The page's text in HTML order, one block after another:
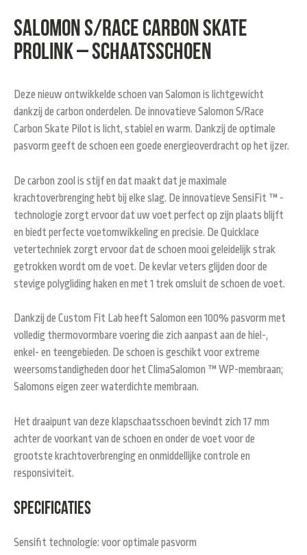
Salomon S/Race Carbon Skate
Prolink – schaatsschoen
Deze nieuw ontwikkelde schoen van Salomon is lichtgewicht
dankzij de carbon onderdelen. De innovatieve Salomon S/Race
Carbon Skate Pilot is licht, stabiel en warm. Dankzij de optimale
pasvorm geeft de schoen een goede energieoverdracht op het ijzer.
De carbon zool is stijf en dat maakt dat je maximale
krachtoverbrenging hebt bij elke slag. De innovatieve SensiFit ™ -
technologie zorgt ervoor dat uw voet perfect op zijn plaats blijft
en biedt perfecte voetomwikkeling en precisie. De Quicklace
vetertechniek zorgt ervoor dat de schoen mooi geleidelijk strak
getrokken wordt om de voet. De kevlar veters glijden door de
stevige polygliding haken en met 1 trek omsluit de schoen de voet.
Dankzij de Custom Fit Lab heeft Salomon een 100% pasvorm met
volledig thermovormbare voering die zich aanpast aan de hiel-,
enkel- en teengebieden. De schoen is geschikt voor extreme
weersomstandigheden door het ClimaSalomon ™ WP-membraan;
Salomons eigen zeer waterdichte membraan.
Het draaipunt van deze klapschaatsschoen bevindt zich 17 mm
achter de voorkant van de schoen en onder de voet voor de
grootste krachtoverbrenging en onmiddellijke controle en
responsiviteit.
Specificaties
Sensifit technologie: voor optimale pasvorm